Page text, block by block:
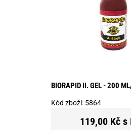
BIORAPID II. GEL - 200
Kód zboží: 5864
119,00 Kč s